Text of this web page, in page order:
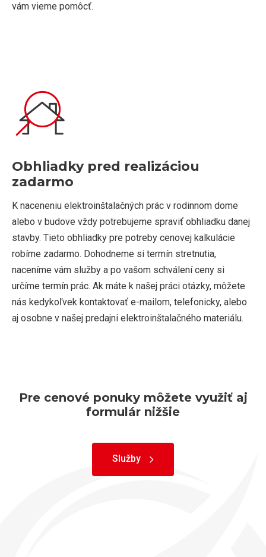
vám vieme pomôcť.
Obhliadky pred realizáciou
zadarmo
K naceneniu elektroinštalačných prác v rodinnom dome
alebo v budove vždy potrebujeme spraviť obhliadku danej
stavby. Tieto obhliadky pre potreby cenovej kalkulácie
robíme zadarmo. Dohodneme si termín stretnutia,
naceníme vám služby a po vašom schválení ceny si
určíme termín prác. Ak máte k našej práci otázky, môžete
nás kedykoľvek kontaktovať e-mailom, telefonicky, alebo
aj osobne v našej predajni elektroinštalačného materiálu.
Pre cenové ponuky môžete využiť aj
formulár nižšie
Služby